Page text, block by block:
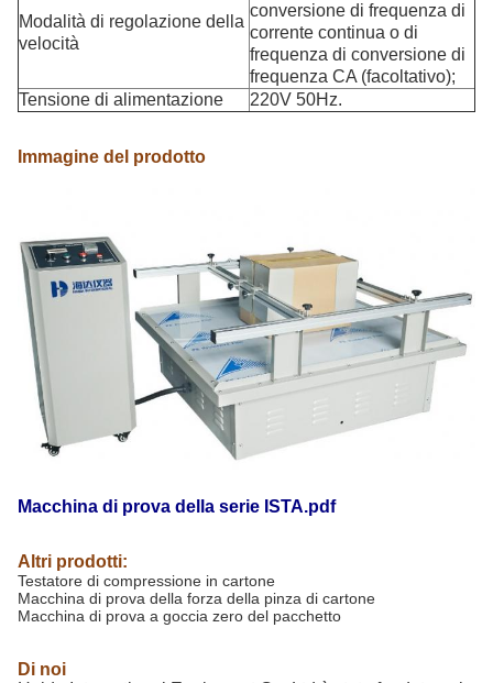
Modalità di regolazione della
velocità
conversione di frequenza di
corrente continua o di
frequenza di conversione di
frequenza CA (facoltativo);
Tensione di alimentazione
220V 50Hz.
Immagine del prodotto
Macchina di prova della serie ISTA.pdf
Altri prodotti:
Testatore di compressione in cartone
Macchina di prova della forza della pinza di cartone
Macchina di prova a goccia zero del pacchetto
Di noi